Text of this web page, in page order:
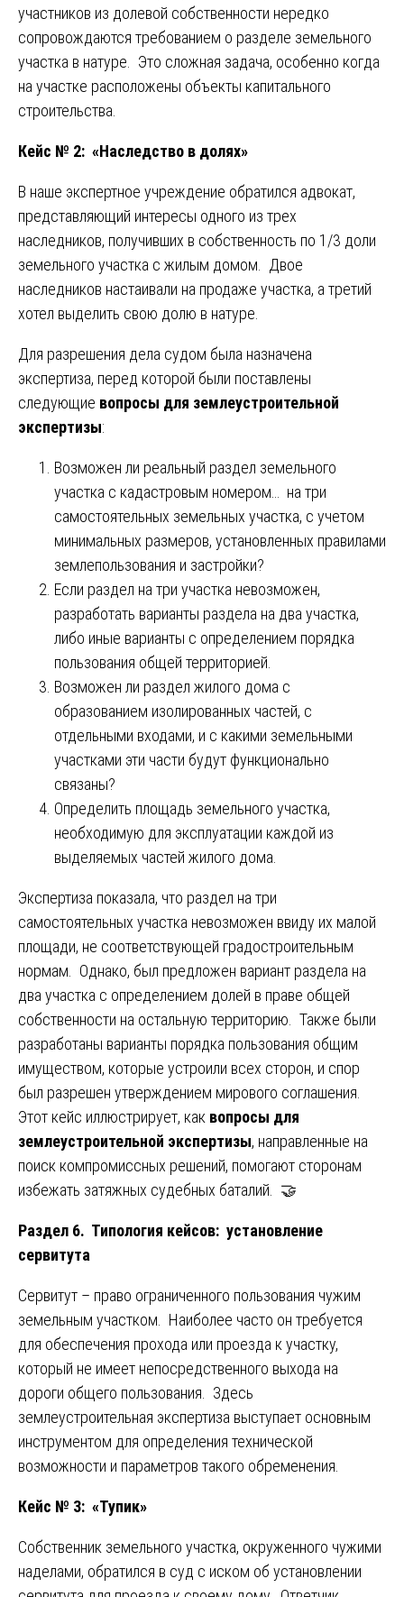
участников из долевой собственности нередко
сопровождаются требованием о разделе земельного
участка в натуре. Это сложная задача, особенно когда
на участке расположены объекты капитального
строительства.
Кейс № 2: «Наследство в долях»
В наше экспертное учреждение обратился адвокат,
представляющий интересы одного из трех
наследников, получивших в собственность по 1/3 доли
земельного участка с жилым домом. Двое
наследников настаивали на продаже участка, а третий
хотел выделить свою долю в натуре.
Для разрешения дела судом была назначена
экспертиза, перед которой были поставлены
следующие вопросы для землеустроительной
экспертизы:
Возможен ли реальный раздел земельного
участка с кадастровым номером… на три
самостоятельных земельных участка, с учетом
минимальных размеров, установленных правилами
землепользования и застройки?
Если раздел на три участка невозможен,
разработать варианты раздела на два участка,
либо иные варианты с определением порядка
пользования общей территорией.
Возможен ли раздел жилого дома с
образованием изолированных частей, с
отдельными входами, и с какими земельными
участками эти части будут функционально
связаны?
Определить площадь земельного участка,
необходимую для эксплуатации каждой из
выделяемых частей жилого дома.
Экспертиза показала, что раздел на три
самостоятельных участка невозможен ввиду их малой
площади, не соответствующей градостроительным
нормам. Однако, был предложен вариант раздела на
два участка с определением долей в праве общей
собственности на остальную территорию. Также были
разработаны варианты порядка пользования общим
имуществом, которые устроили всех сторон, и спор
был разрешен утверждением мирового соглашения.
Этот кейс иллюстрирует, как вопросы для
землеустроительной экспертизы, направленные на
поиск компромиссных решений, помогают сторонам
избежать затяжных судебных баталий. 🤝
Раздел 6. Типология кейсов: установление
сервитута
Сервитут – право ограниченного пользования чужим
земельным участком. Наиболее часто он требуется
для обеспечения прохода или проезда к участку,
который не имеет непосредственного выхода на
дороги общего пользования. Здесь
землеустроительная экспертиза выступает основным
инструментом для определения технической
возможности и параметров такого обременения.
Кейс № 3: «Тупик»
Собственник земельного участка, окруженного чужими
наделами, обратился в суд с иском об установлении